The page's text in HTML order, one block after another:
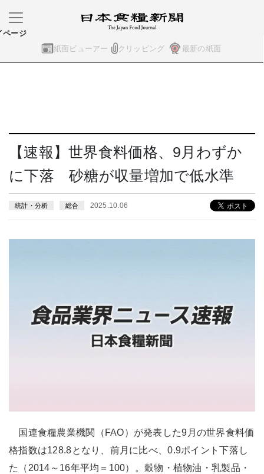
紙面ビューアー クリッピング 最新の紙面
ページ
【速報】世界食料価格、9月わずか
に下落 砂糖が収量増加で低水準
統計・分析 総合 2025.10.06
国連食糧農業機関（FAO）が発表した9月の世界食料価
格指数は128.8となり、前月に比べ、0.9ポイント下落し
た（2014～16年平均＝100）。穀物・植物油・乳製品・